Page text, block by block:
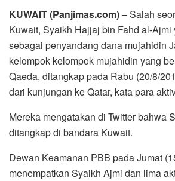
KUWAIT (Panjimas.com) –Salah
Kuwait, Syaikh Hajjaj bin Fahd al-Ajmi
sebagai penyandang dana mujahidin
kelompok kelompok mujahidin yang
Qaeda, ditangkap pada Rabu (20/8/
dari kunjungan ke Qatar, kata para
Mereka mengatakan di Twitter bahwa
ditangkap di bandara Kuwait.
Dewan Keamanan PBB pada Jumat
menempatkan Syaikh Ajmi dan lima